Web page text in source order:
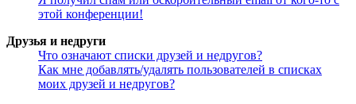
этой конференции!
Друзья и недруги
Что означают списки друзей и недругов?
Как мне добавлять/удалять пользователей в списках
моих друзей и недругов?